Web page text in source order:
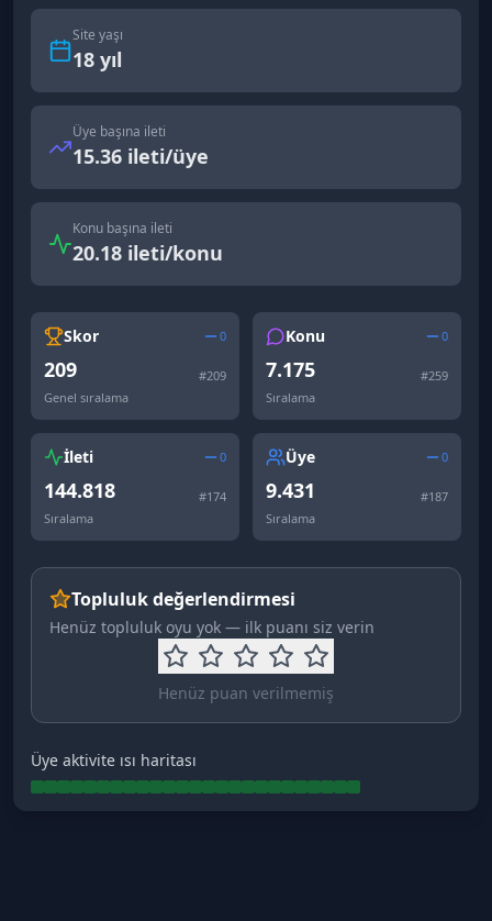
Site yaşı
18 yıl
Üye başına ileti
15.36 ileti/üye
Konu başına ileti
20.18 ileti/konu
Skor 0
209 #209
Genel sıralama
Konu 0
7.175 #259
Sıralama
İleti 0
144.818 #174
Sıralama
Üye 0
9.431 #187
Sıralama
Topluluk değerlendirmesi
Henüz topluluk oyu yok — ilk puanı siz verin
Henüz puan verilmemiş
Üye aktivite ısı haritası